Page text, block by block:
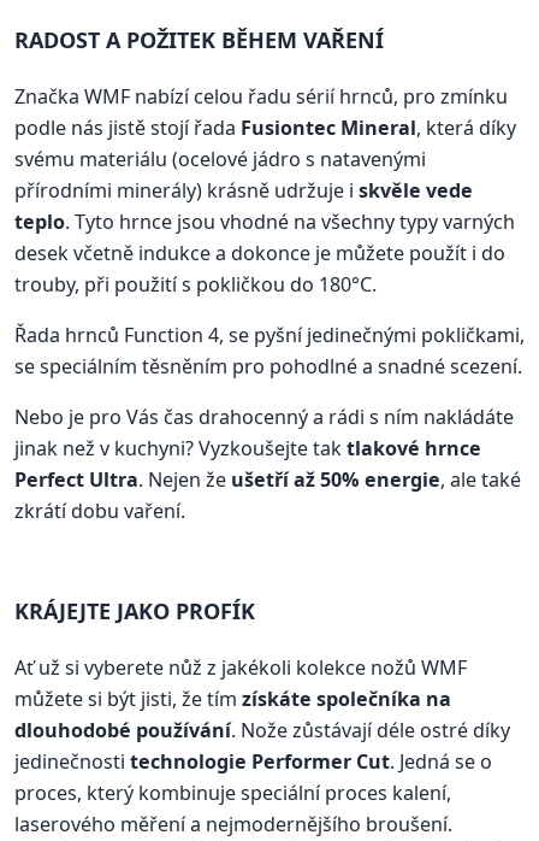
RADOST A POŽITEK BĚHEM VAŘENÍ
Značka WMF nabízí celou řadu sérií hrnců, pro zmínku
podle nás jistě stojí řada Fusiontec Mineral, která díky
svému materiálu (ocelové jádro s natavenými
přírodními minerály) krásně udržuje i skvěle vede
teplo. Tyto hrnce jsou vhodné na všechny typy varných
desek včetně indukce a dokonce je můžete použít i do
trouby, při použití s pokličkou do 180°C.
Řada hrnců Function 4, se pyšní jedinečnými pokličkami,
se speciálním těsněním pro pohodlné a snadné scezení.
Nebo je pro Vás čas drahocenný a rádi s ním nakládáte
jinak než v kuchyni? Vyzkoušejte taktlakové hrnce
Perfect Ultra. Nejen že ušetří až 50% energie, ale také
zkrátí dobu vaření.
KRÁJEJTE JAKO PROFÍK
Ať už si vyberete nůž z jakékoli kolekce nožů WMF
můžete si být jisti, že tím získáte společníka na
dlouhodobé používání. Nože zůstávají déle ostré díky
jedinečnosti technologie Performer Cut. Jedná se o
proces, který kombinuje speciální proces kalení,
laserového měření a nejmodernějšího broušení.